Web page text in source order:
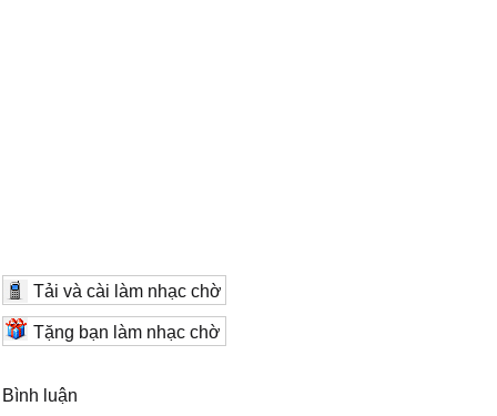
Tải và cài làm nhạc chờ
Tặng bạn làm nhạc chờ
Bình luận